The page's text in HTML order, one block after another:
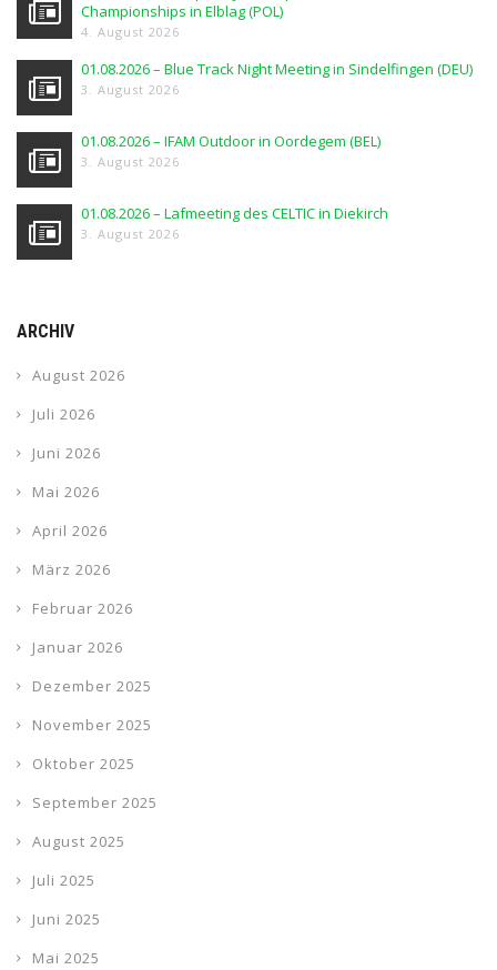
Championships in Elblag (POL)
4. August 2026
01.08.2026 – Blue Track Night Meeting in Sindelfingen (DEU)
3. August 2026
01.08.2026 – IFAM Outdoor in Oordegem (BEL)
3. August 2026
01.08.2026 – Lafmeeting des CELTIC in Diekirch
3. August 2026
ARCHIV
August 2026
Juli 2026
Juni 2026
Mai 2026
April 2026
März 2026
Februar 2026
Januar 2026
Dezember 2025
November 2025
Oktober 2025
September 2025
August 2025
Juli 2025
Juni 2025
Mai 2025